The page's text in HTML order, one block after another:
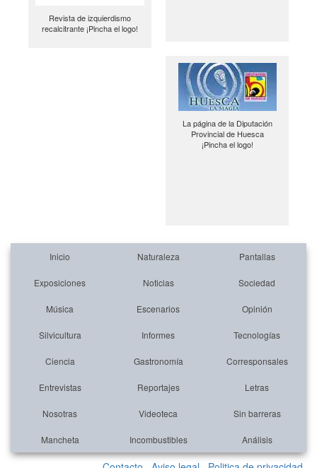
Revista de izquierdismo
recalcitrante ¡Pincha el logo!
La página de la Diputación
Provincial de Huesca
¡Pincha el logo!
Inicio Naturaleza Pantallas
Exposiciones Noticias Sociedad
Música Escenarios Opinión
Silvicultura Informes Tecnologías
Ciencia Gastronomía Corresponsales
Entrevistas Reportajes Letras
Nosotras Videoteca Sin barreras
Mancheta Incombustibles Análisis